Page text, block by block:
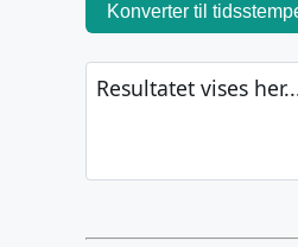
Konverter til
Resultatet vises